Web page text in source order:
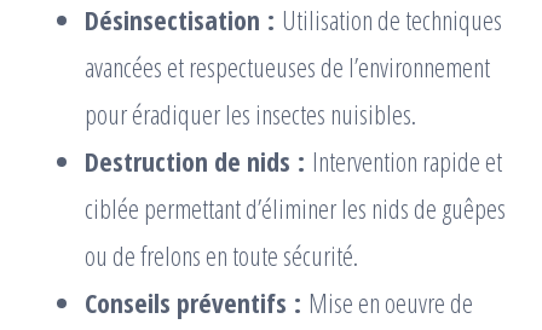
Désinsectisation : Utilisation de techniques
avancées et respectueuses de l’environnement
pour éradiquer les insectes nuisibles.
Destruction de nids : Intervention rapide et
ciblée permettant d’éliminer les nids de guêpes
ou de frelons en toute sécurité.
Conseils préventifs : Mise en oeuvre de